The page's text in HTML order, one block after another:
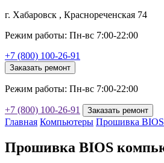
г. Хабаровск , Краснореченская 74
Режим работы: Пн-вс 7:00-22:00
+7 (800) 100-26-91
Заказать ремонт
Режим работы: Пн-вс 7:00-22:00
+7 (800) 100-26-91 Заказать ремонт
Главная Компьютеры Прошивка BIOS
Прошивка BIOS